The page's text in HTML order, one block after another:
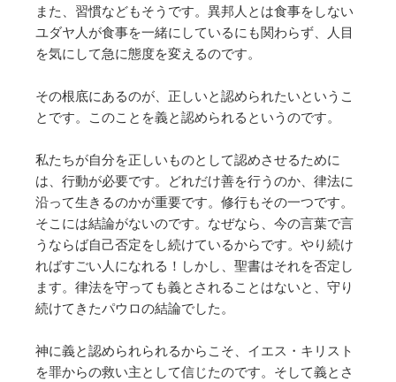
また、習慣などもそうです。異邦人とは食事をしない
ユダヤ人が食事を一緒にしているにも関わらず、人目
を気にして急に態度を変えるのです。
その根底にあるのが、正しいと認められたいというこ
とです。このことを義と認められるというのです。
私たちが自分を正しいものとして認めさせるために
は、行動が必要です。どれだけ善を行うのか、律法に
沿って生きるのかが重要です。修行もその一つです。
そこには結論がないのです。なぜなら、今の言葉で言
うならば自己否定をし続けているからです。やり続け
ればすごい人になれる！しかし、聖書はそれを否定し
ます。律法を守っても義とされることはないと、守り
続けてきたパウロの結論でした。
神に義と認められられるからこそ、イエス・キリスト
を罪からの救い主として信じたのです。そして義とさ